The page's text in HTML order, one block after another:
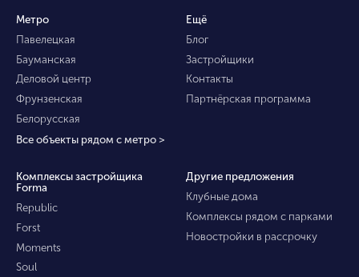
Метро
Павелецкая
Бауманская
Деловой центр
Фрунзенская
Белорусская
Все объекты рядом с метро >
Ещё
Блог
Застройщики
Контакты
Партнёрская программа
Комплексы застройщика
Forma
Republic
Forst
Moments
Soul
Другие предложения
Клубные дома
Комплексы рядом с парками
Новостройки в рассрочку